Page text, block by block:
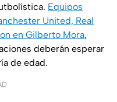
Equipos
United, Real
en Gilberto Mora,
deberán esperar
de edad.